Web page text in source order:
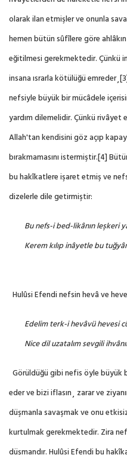
olarak ilan etmişler ve onunla
hemen bütün sûfîlere göre
eğitilmesi gerekmektedir. Çünkü
insana ısrarla kötülüğü emreder¸
nefsiyle büyük bir mücâdele
yardım dilemelidir. Çünkü rivâyet
Allah'tan kendisini göz açıp
bırakmamasını istermiştir.[4]
bu hakîkatlere işaret etmiş ve
dizelerle dile getirmiştir:
Bu nefs-i bed-likânın leşkeri
Kerem kılıp inâyetle bu
Hulûsi Efendi nefsin hevâ ve
Edelim terk-i hevâvü hevesi
Nice dil uzatalım sevgili
Görüldüğü gibi nefis öyle büyük
eder ve bizi iflasın¸ zarar ve
düşmanla savaşmak ve onu
kurtulmak gerekmektedir. Zira
düşmandır. Hulûsi Efendi bu